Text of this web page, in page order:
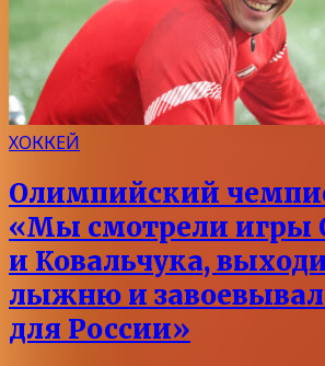
ХОККЕЙ
Олимпийский
«Мы смотрели игры
и Ковальчука,
лыжню и
для России»